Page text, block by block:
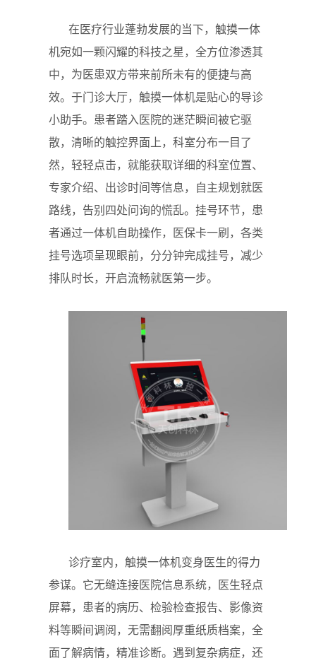
在医疗行业蓬勃发展的当下，触摸一体
机宛如一颗闪耀的科技之星，全方位渗透其
中，为医患双方带来前所未有的便捷与高
效。于门诊大厅，触摸一体机是贴心的导诊
小助手。患者踏入医院的迷茫瞬间被它驱
散，清晰的触控界面上，科室分布一目了
然，轻轻点击，就能获取详细的科室位置、
专家介绍、出诊时间等信息，自主规划就医
路线，告别四处问询的慌乱。挂号环节，患
者通过一体机自助操作，医保卡一刷，各类
挂号选项呈现眼前，分分钟完成挂号，减少
排队时长，开启流畅就医第一步。
诊疗室内，触摸一体机变身医生的得力
参谋。它无缝连接医院信息系统，医生轻点
屏幕，患者的病历、检验检查报告、影像资
料等瞬间调阅，无需翻阅厚重纸质档案，全
面了解病情，精准诊断。遇到复杂病症，还